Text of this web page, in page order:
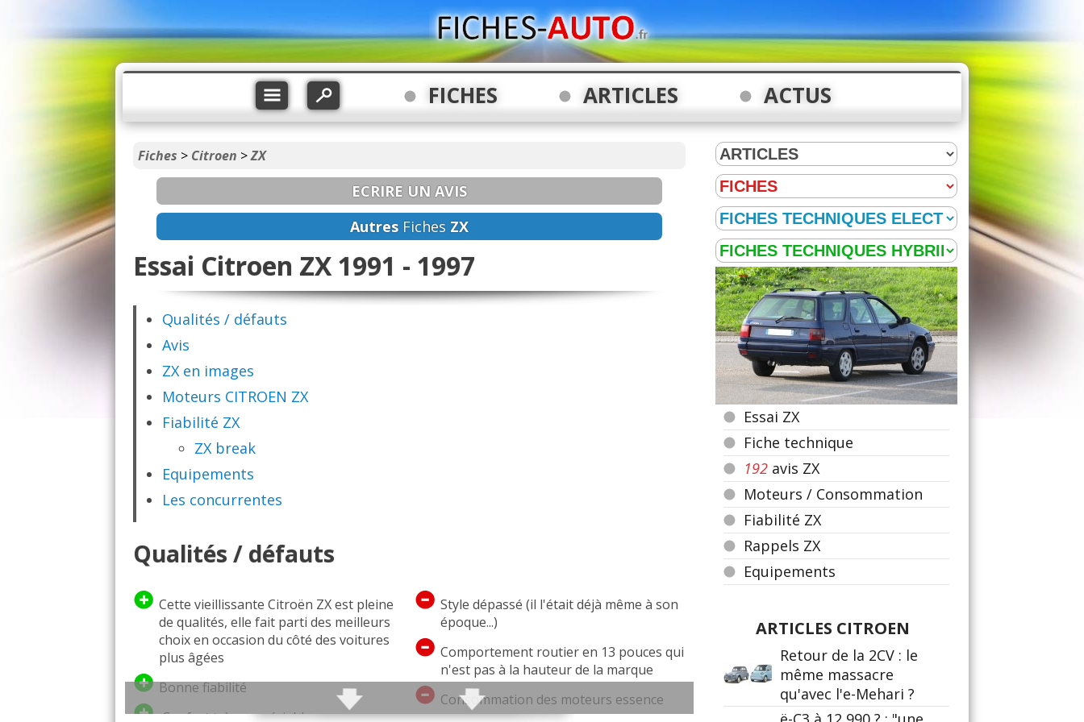
FICHES ARTICLES ACTUS
Fiches > Citroen >ZX
ECRIRE UN AVIS
Autres Fiches ZX
Essai Citroen ZX 1991 - 1997
Qualités / défauts
Avis
ZX en images
Moteurs CITROEN ZX
Fiabilité ZX
ZX break
Equipements
Les concurrentes
Qualités / défauts
Cette vieillissante Citroën ZX est pleine
de qualités, elle fait parti des meilleurs
choix en occasion du côté des voitures
plus âgées
Bonne fiabilité
Confort très appréciable
Style dépassé (il l'était déjà même à son
époque...)
Comportement routier en 13 pouces qui
n'est pas à la hauteur de la marque
Consommation des moteurs essence
Essai ZX
Fiche technique
192 avis ZX
Moteurs / Consommation
Fiabilité ZX
Rappels ZX
Equipements
ARTICLES CITROEN
Retour de la 2CV : le
même massacre
qu'avec l'e-Mehari ?